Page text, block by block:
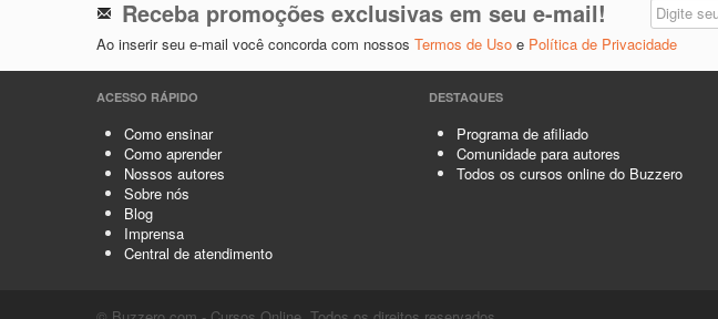
Receba promoções exclusivas em seu e-mail!
Ao inserir seu e-mail você concorda com nossos Termos de Uso e Política de Privacidade
ACESSO RÁPIDO
Como ensinar
Como aprender
Nossos autores
Sobre nós
Blog
Imprensa
Central de atendimento
DESTAQUES
Programa de afiliado
Comunidade para autores
Todos os cursos online do Buzzero